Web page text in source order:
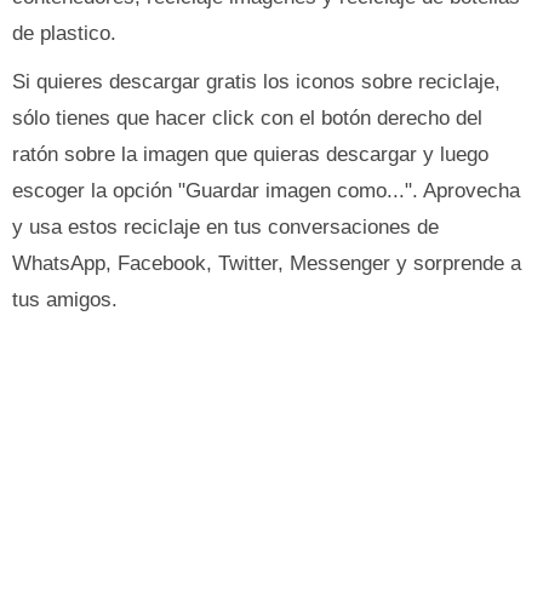
de plastico.
Si quieres descargar gratis los iconos sobre reciclaje,
sólo tienes que hacer click con el botón derecho del
ratón sobre la imagen que quieras descargar y luego
escoger la opción "Guardar imagen como...". Aprovecha
y usa estos reciclaje en tus conversaciones de
WhatsApp, Facebook, Twitter, Messenger y sorprende a
tus amigos.